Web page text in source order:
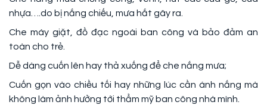
nhựa….do bị nắng chiếu, mưa hắt gây ra.
Che máy giặt, đồ đạc ngoài ban công và bảo đảm an
toàn cho trẻ.
Dễ dàng cuốn lên hay thả xuống để che nắng mưa;
Cuốn gọn vào chiều tối hay những lúc cần ánh nắng mà
không làm ảnh hưởng tới thẩm mỹ ban công nhà mình.